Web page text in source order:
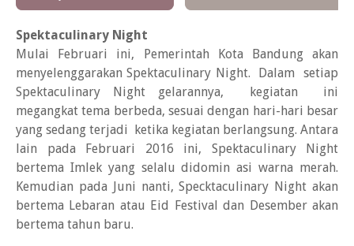
Spektaculinary Night
Mulai Februari ini, Pemerintah Kota Bandung akan
menyelenggarakan Spektaculinary Night. Dalam setiap
Spektaculinary Night gelarannya, kegiatan ini
megangkat tema berbeda, sesuai dengan hari-hari besar
yang sedang terjadi ketika kegiatan berlangsung. Antara
lain pada Februari 2016 ini, Spektaculinary Night
bertema Imlek yang selalu didomin asi warna merah.
Kemudian pada Juni nanti, Specktaculinary Night akan
bertema Lebaran atau Eid Festival dan Desember akan
bertema tahun baru.